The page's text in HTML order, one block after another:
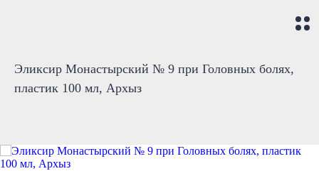
Эликсир Монастырский № 9 при Головных болях,
пластик 100 мл, Архыз